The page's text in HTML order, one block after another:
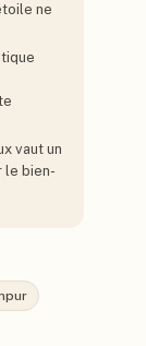
ne
vaut un
le bien-